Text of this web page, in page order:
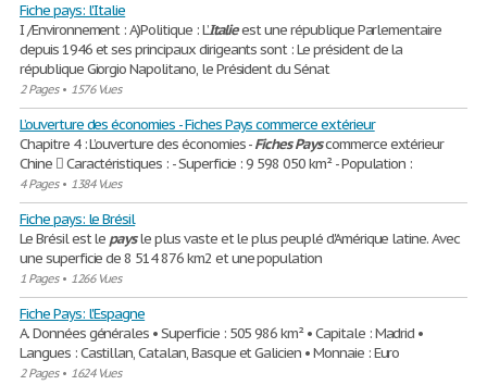
Fiche pays: l'Italie
I /Environnement : A)Politique : L’Italieest une république Parlementaire
depuis 1946 et ses principaux dirigeants sont : Le président de la
république Giorgio Napolitano, le Président du Sénat
2 Pages• 1576 Vues
L’ouverture des économies - Fiches Pays commerce extérieur
Chapitre 4 : L’ouverture des économies -Fiches Payscommerce extérieur
Chine  Caractéristiques : - Superficie : 9 598 050 km² - Population :
4 Pages• 1384 Vues
Fiche pays: le Brésil
Le Brésil est le paysle plus vaste et le plus peuplé d'Amérique latine. Avec
une superficie de 8 514 876 km2 et une population
1 Pages• 1266 Vues
Fiche Pays: l'Espagne
A. Données générales • Superficie : 505 986 km² • Capitale : Madrid •
Langues : Castillan, Catalan, Basque et Galicien • Monnaie : Euro
2 Pages• 1624 Vues